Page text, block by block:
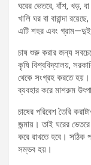
ঘরের ভেতরে, বাঁশ, খড়,
খালি ঘর বা বারান্দা
এটি শহর এবং গ্রাম—দুই
চাষ শুরু করার জন্য
কৃষি বিশ্ববিদ্যালয়,
থেকে সংগ্রহ করতে হয়।
ব্যবহার করে মাশরুম
চাষের পরিবেশ তৈরি
জন্মায়। তাই ঘরের ভেতরে
করে রাখতে হবে। সঠিক
সম্ভব হয়।